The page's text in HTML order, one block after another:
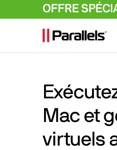
OFFRE
Mac et
virtuels